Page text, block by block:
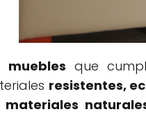
muebles que
resistentes,
materiales